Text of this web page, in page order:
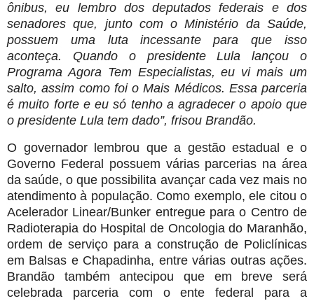
ônibus, eu lembro dos deputados federais e dos
senadores que, junto com o Ministério da Saúde,
possuem uma luta incessante para que isso
aconteça. Quando o presidente Lula lançou o
Programa Agora Tem Especialistas, eu vi mais um
salto, assim como foi o Mais Médicos. Essa parceria
é muito forte e eu só tenho a agradecer o apoio que
o presidente Lula tem dado”, frisou Brandão.
O governador lembrou que a gestão estadual e o
Governo Federal possuem várias parcerias na área
da saúde, o que possibilita avançar cada vez mais no
atendimento à população. Como exemplo, ele citou o
Acelerador Linear/Bunker entregue para o Centro de
Radioterapia do Hospital de Oncologia do Maranhão,
ordem de serviço para a construção de Policlínicas
em Balsas e Chapadinha, entre várias outras ações.
Brandão também antecipou que em breve será
celebrada parceria com o ente federal para a